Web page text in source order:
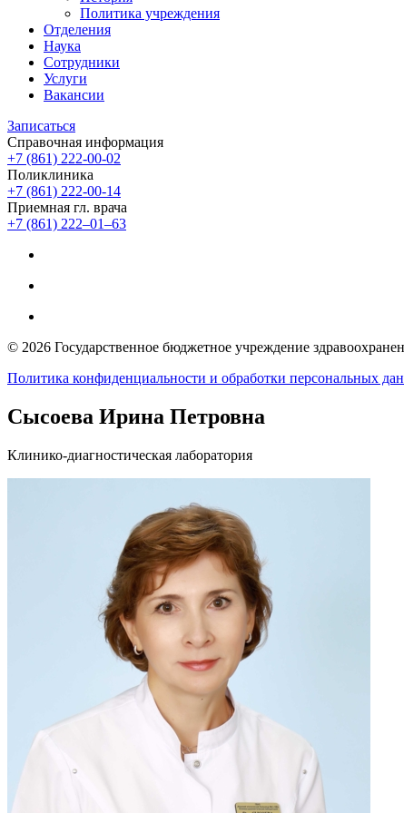
Политика учреждения
Отделения
Наука
Сотрудники
Услуги
Вакансии
Записаться
Справочная информация
+7 (861) 222-00-02
Поликлиника
+7 (861) 222-00-14
Приемная гл. врача
+7 (861) 222‒01‒63
© 2026 Государственное бюджетное учреждение
Политика конфиденциальности и обработки персональных
Сысоева Ирина Петровна
Клинико-диагностическая лаборатория